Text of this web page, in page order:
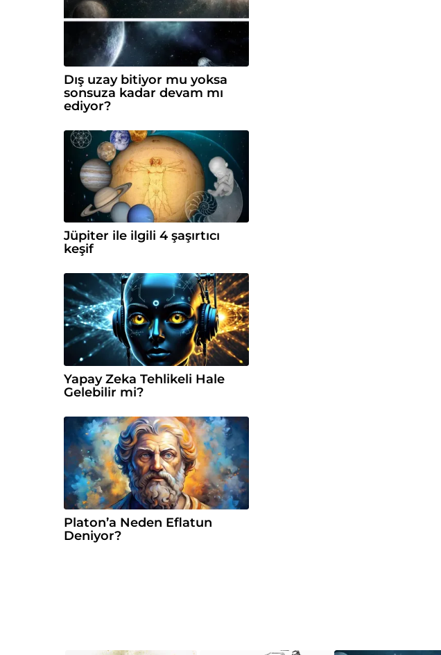
Dış uzay bitiyor mu yoksa
sonsuza kadar devam mı
ediyor?
Jüpiter ile ilgili 4 şaşırtıcı
keşif
Yapay Zeka Tehlikeli Hale
Gelebilir mi?
Platon’a Neden Eflatun
Deniyor?